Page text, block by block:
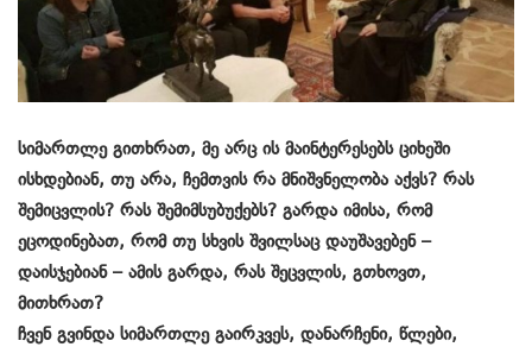
სიმართლე გითხრათ, მე არც ის მაინტერესებს ციხეში
ისხდებიან, თუ არა, ჩემთვის რა მნიშვნელობა აქვს? რას
შემიცვლის? რას შემიმსუბუქებს? გარდა იმისა, რომ
ეცოდინებათ, რომ თუ სხვის შვილსაც დაუშავებენ –
დაისჯებიან – ამის გარდა, რას შეცვლის, გთხოვთ,
მითხრათ?
ჩვენ გვინდა სიმართლე გაირკვეს, დანარჩენი, წლები,